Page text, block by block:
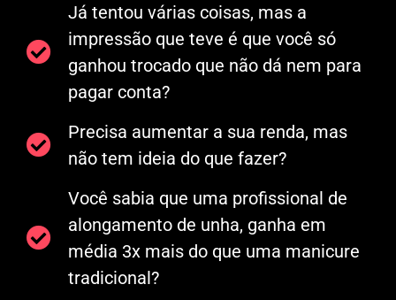
Já tentou várias coisas, mas a
impressão que teve é que você só
ganhou trocado que não dá nem para
pagar conta?
Precisa aumentar a sua renda, mas
não tem ideia do que fazer?
Você sabia que uma profissional de
alongamento de unha, ganha em
média 3x mais do que uma manicure
tradicional?